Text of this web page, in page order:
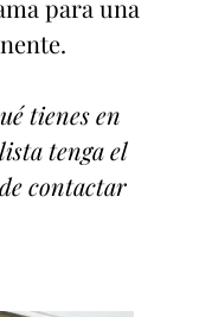
para una
tienes en
tenga el
contactar